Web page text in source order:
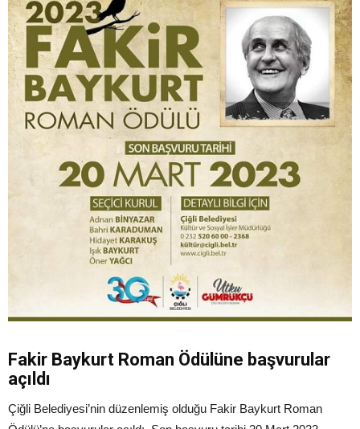
Fakir Baykurt Roman Ödülüne başvurular
açıldı
Çiğli Belediyesi’nin düzenlemiş olduğu Fakir Baykurt Roman